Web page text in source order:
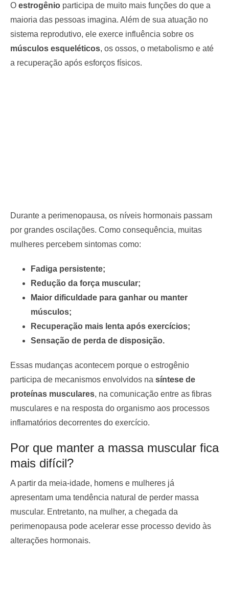
O estrogênio participa de muito mais funções do que a
maioria das pessoas imagina. Além de sua atuação no
sistema reprodutivo, ele exerce influência sobre os
músculos esqueléticos, os ossos, o metabolismo e até
a recuperação após esforços físicos.
Durante a perimenopausa, os níveis hormonais passam
por grandes oscilações. Como consequência, muitas
mulheres percebem sintomas como:
Fadiga persistente;
Redução da força muscular;
Maior dificuldade para ganhar ou manter
músculos;
Recuperação mais lenta após exercícios;
Sensação de perda de disposição.
Essas mudanças acontecem porque o estrogênio
participa de mecanismos envolvidos na síntese de
proteínas musculares, na comunicação entre as fibras
musculares e na resposta do organismo aos processos
inflamatórios decorrentes do exercício.
Por que manter a massa muscular fica
mais difícil?
A partir da meia-idade, homens e mulheres já
apresentam uma tendência natural de perder massa
muscular. Entretanto, na mulher, a chegada da
perimenopausa pode acelerar esse processo devido às
alterações hormonais.